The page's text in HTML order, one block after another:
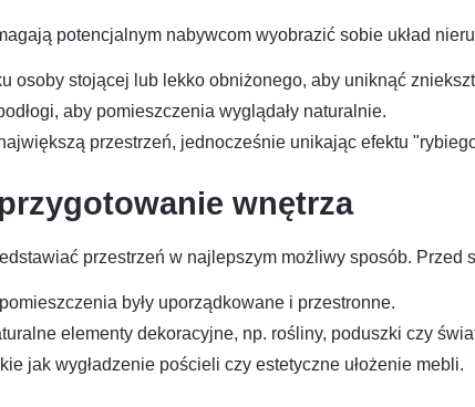
potencjalnym nabywcom wyobrazić sobie układ
osoby stojącej lub lekko obniżonego, aby uniknąć
aby pomieszczenia wyglądały naturalnie.
przestrzeń, jednocześnie unikając efektu
wnętrza
przestrzeń w najlepszym możliwy sposób. Przed
były uporządkowane i przestronne.
elementy dekoracyjne, np. rośliny, poduszki czy
jak wygładzenie pościeli czy estetyczne ułożenie mebli.